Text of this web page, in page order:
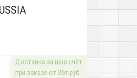
Доставка за наш счёт
при заказе от 35т.руб